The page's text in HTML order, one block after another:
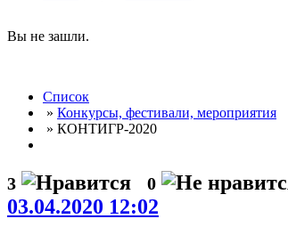
Вы не зашли.
Список
» Конкурсы, фестивали, мероприятия
» КОНТИГР-2020
3 0
03.04.2020 12:02